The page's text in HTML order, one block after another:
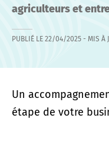
agriculteurs et
PUBLIÉ LE 22/04/2025 - MIS À
Un
étape de votre